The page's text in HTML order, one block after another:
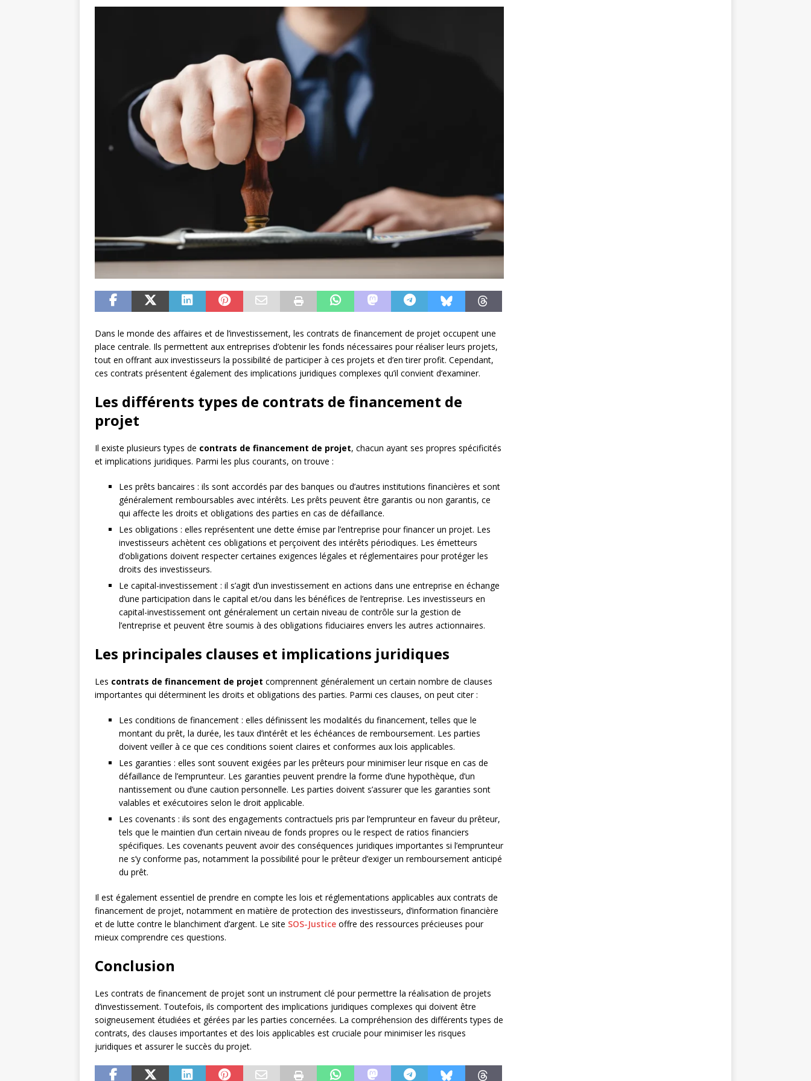
Dans le monde des affaires et de l’investissement, les contrats de financement de projet occupent une
place centrale. Ils permettent aux entreprises d’obtenir les fonds nécessaires pour réaliser leurs projets,
tout en offrant aux investisseurs la possibilité de participer à ces projets et d’en tirer profit. Cependant,
ces contrats présentent également des implications juridiques complexes qu’il convient d’examiner.
Les différents types de contrats de financement de
projet
Il existe plusieurs types de contrats de financement de projet, chacun ayant ses propres spécificités
et implications juridiques. Parmi les plus courants, on trouve :
Les prêts bancaires : ils sont accordés par des banques ou d’autres institutions financières et sont
généralement remboursables avec intérêts. Les prêts peuvent être garantis ou non garantis, ce
qui affecte les droits et obligations des parties en cas de défaillance.
Les obligations : elles représentent une dette émise par l’entreprise pour financer un projet. Les
investisseurs achètent ces obligations et perçoivent des intérêts périodiques. Les émetteurs
d’obligations doivent respecter certaines exigences légales et réglementaires pour protéger les
droits des investisseurs.
Le capital-investissement : il s’agit d’un investissement en actions dans une entreprise en échange
d’une participation dans le capital et/ou dans les bénéfices de l’entreprise. Les investisseurs en
capital-investissement ont généralement un certain niveau de contrôle sur la gestion de
l’entreprise et peuvent être soumis à des obligations fiduciaires envers les autres actionnaires.
Les principales clauses et implications juridiques
Les contrats de financement de projet comprennent généralement un certain nombre de clauses
importantes qui déterminent les droits et obligations des parties. Parmi ces clauses, on peut citer :
Les conditions de financement : elles définissent les modalités du financement, telles que le
montant du prêt, la durée, les taux d’intérêt et les échéances de remboursement. Les parties
doivent veiller à ce que ces conditions soient claires et conformes aux lois applicables.
Les garanties : elles sont souvent exigées par les prêteurs pour minimiser leur risque en cas de
défaillance de l’emprunteur. Les garanties peuvent prendre la forme d’une hypothèque, d’un
nantissement ou d’une caution personnelle. Les parties doivent s’assurer que les garanties sont
valables et exécutoires selon le droit applicable.
Les covenants : ils sont des engagements contractuels pris par l’emprunteur en faveur du prêteur,
tels que le maintien d’un certain niveau de fonds propres ou le respect de ratios financiers
spécifiques. Les covenants peuvent avoir des conséquences juridiques importantes si l’emprunteur
ne s’y conforme pas, notamment la possibilité pour le prêteur d’exiger un remboursement anticipé
du prêt.
Il est également essentiel de prendre en compte les lois et réglementations applicables aux contrats de
financement de projet, notamment en matière de protection des investisseurs, d’information financière
et de lutte contre le blanchiment d’argent. Le site SOS-Justice offre des ressources précieuses pour
mieux comprendre ces questions.
Conclusion
Les contrats de financement de projet sont un instrument clé pour permettre la réalisation de projets
d’investissement. Toutefois, ils comportent des implications juridiques complexes qui doivent être
soigneusement étudiées et gérées par les parties concernées. La compréhension des différents types de
contrats, des clauses importantes et des lois applicables est cruciale pour minimiser les risques
juridiques et assurer le succès du projet.